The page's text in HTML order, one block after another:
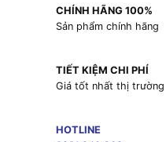
CHÍNH HÃNG 100%
Sản phẩm chính hãng
TIẾT KIỆM CHI PHÍ
Giá tốt nhất thị trường
HOTLINE